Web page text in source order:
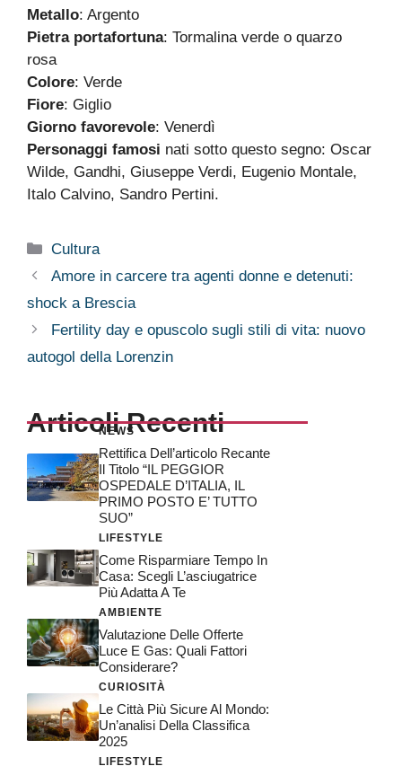
Metallo: Argento
Pietra portafortuna: Tormalina verde o quarzo
rosa
Colore: Verde
Fiore: Giglio
Giorno favorevole: Venerdì
Personaggi famosi nati sotto questo segno: Oscar
Wilde, Gandhi, Giuseppe Verdi, Eugenio Montale,
Italo Calvino, Sandro Pertini.
Categorie
Cultura
Amore in carcere tra agenti donne e detenuti:
shock a Brescia
Fertility day e opuscolo sugli stili di vita: nuovo
autogol della Lorenzin
Articoli Recenti
NEWS
Rettifica Dell’articolo Recante
Il Titolo “IL PEGGIOR
OSPEDALE D’ITALIA, IL
PRIMO POSTO E’ TUTTO
SUO”
LIFESTYLE
Come Risparmiare Tempo In
Casa: Scegli L’asciugatrice
Più Adatta A Te
AMBIENTE
Valutazione Delle Offerte
Luce E Gas: Quali Fattori
Considerare?
CURIOSITÀ
Le Città Più Sicure Al Mondo:
Un’analisi Della Classifica
2025
LIFESTYLE